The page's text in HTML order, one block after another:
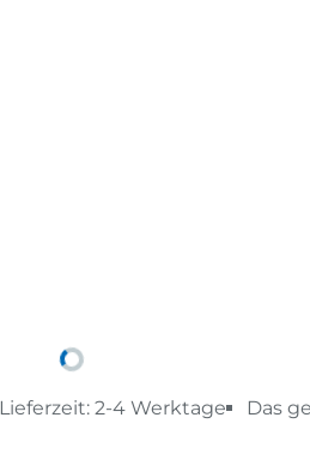
Lieferzeit: 2-4 Werktage Das